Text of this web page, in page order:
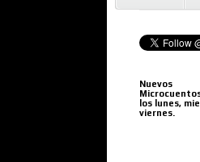
Nuevos
los lunes,
viernes.